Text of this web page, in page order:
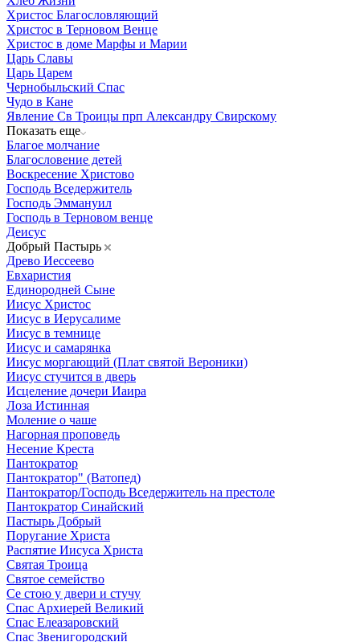
Христос Благословляющий
Христос в Терновом Венце
Христос в доме Марфы и Марии
Царь Славы
Царь Царем
Чернобыльский Спас
Чудо в Кане
Явление Св Троицы прп Александру Свирскому
Показать еще
Благое молчание
Благословение детей
Воскресение Христово
Господь Вседержитель
Господь Эммануил
Господь в Терновом венце
Деисус
Добрый Пастырь
Древо Иессеево
Евхаристия
Единородней Сыне
Иисус Христос
Иисус в Иерусалиме
Иисус в темнице
Иисус и самарянка
Иисус моргающий (Плат святой Вероники)
Иисус стучится в дверь
Исцеление дочери Иаира
Лоза Истинная
Моление о чаше
Нагорная проповедь
Несение Креста
Пантократор
Пантократор" (Ватопед)
Пантократор/Господь Вседержитель на престоле
Пантократор Синайский
Пастырь Добрый
Поругание Христа
Распятие Иисуса Христа
Святая Троица
Святое семейство
Се стою у двери и стучу
Спас Архиерей Великий
Спас Елеазаровский
Спас Звенигородский